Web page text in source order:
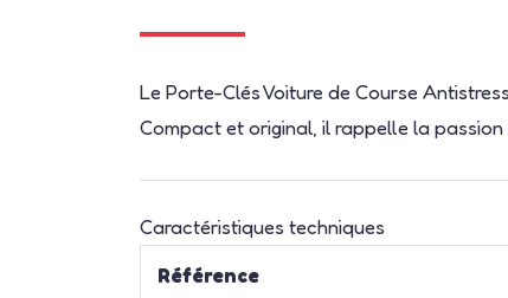
Le Porte-Clés Voiture de Course
Compact et original, il rappelle la
Caractéristiques techniques
Référence